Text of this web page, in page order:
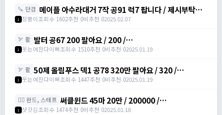
🔪 단검 메이플 아수라대거 7작 공91 럭7 팝니다 / 제시부탁드
려요 / 아수라대거
1 장뿡이조회수 1602추천 0비추천 02025.02.07
🏹 활 발터 공67 200 팔아요 / 200 /
https://open.kakao.com/o/sudvnjbh
1 웃는여잔다이뻐조회수 1510추천 0비추천 02025.01.19
🏹 활 50제 올림푸스 덱1 공78 320만 팔아요 / 320 /
https://open.kakao.com/o/sudvnjbh
1 웃는여잔다이뻐조회수 1447추천 0비추천 02025.01.19
🧙‍♀️ 완드, 스테프 써클윈드 45마 20만 / 200000 /
https://open.kakao.com/o/sqsdWdbh
1 삿갓김조회수 1474추천 0비추천 02025.01.18